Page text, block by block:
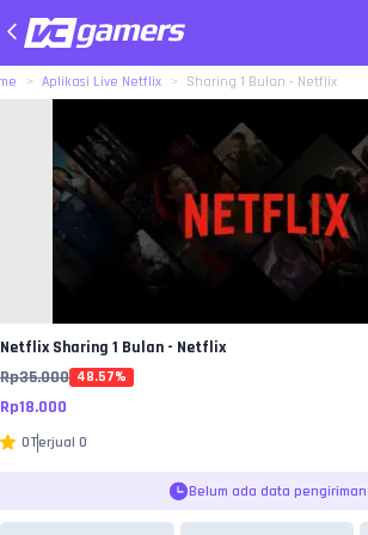
Aplikasi Live Netflix Sharing 1 Bulan - Netflix
Netflix Sharing 1 Bulan - Netflix
Rp35.000 48.57%
Rp18.000
0Terjual 0
Belum ada data pengiriman